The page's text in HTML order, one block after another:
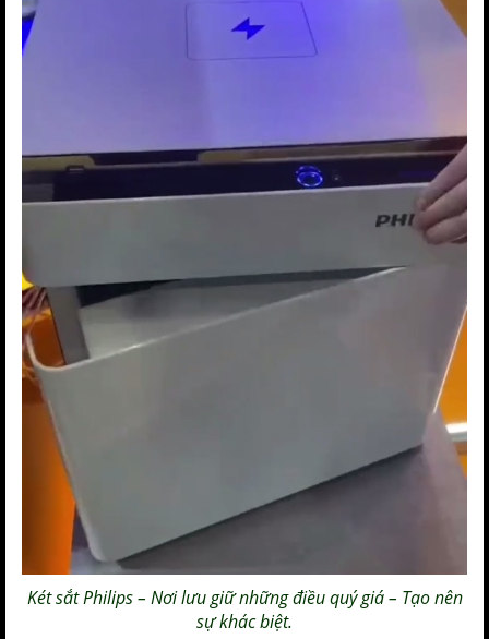
Két sắt Philips– Nơi lưu giữ những điều quý giá – Tạo nên
sự khác biệt.